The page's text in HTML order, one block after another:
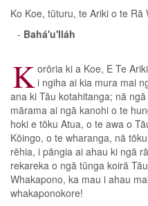
Ko Koe, tūturu, te Ariki o te Rā
- Bahá'u'lláh
K orōria ki a Koe, E Te
i ngiha ai kia mura mai
ana ki Tāu kotahitanga; nā
mārama ai ngā kanohi o te
hoki e tōku Atua, o te awa o
Kōingo, o te wharanga, nā
rēhia, i pāngia ai ahau ki ngā
rekareka o ngā tūnga koirā
Whakapono, ka mau i ahau
whakaponokore!